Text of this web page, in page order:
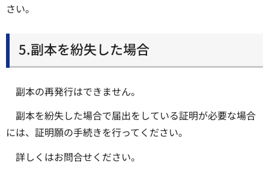
さい。
5.副本を紛失した場合
副本の再発行はできません。
副本を紛失した場合で届出をしている証明が必要な場合
には、証明願の手続きを行ってください。
詳しくはお問合せください。